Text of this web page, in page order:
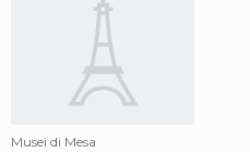
Musei di Mesa